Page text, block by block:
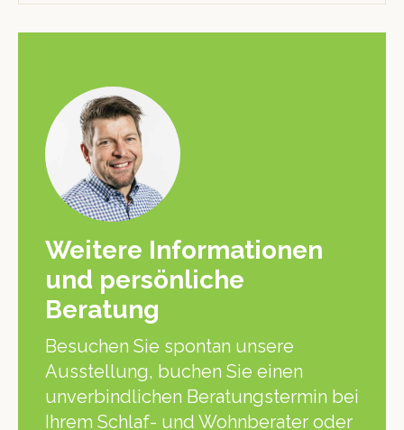
Weitere Informationen
und persönliche
Beratung
Besuchen Sie spontan unsere
Ausstellung, buchen Sie einen
unverbindlichen Beratungstermin bei
Ihrem Schlaf- und Wohnberater oder